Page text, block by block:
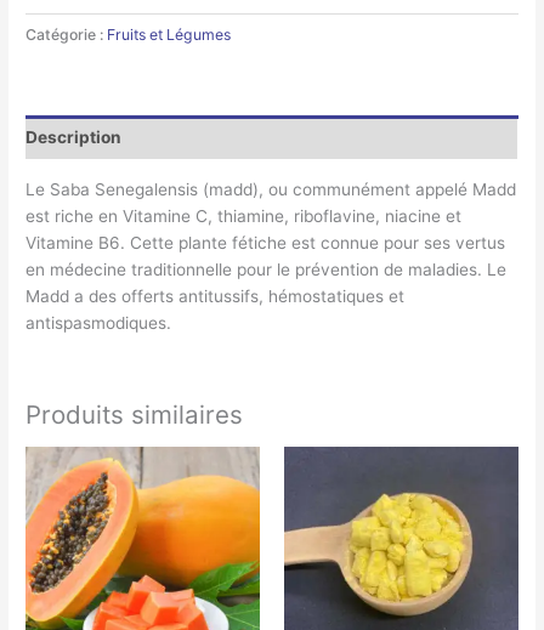
Catégorie : Fruits et Légumes
Description
Le Saba Senegalensis (madd), ou communément appelé Madd
est riche en Vitamine C, thiamine, riboflavine, niacine et
Vitamine B6. Cette plante fétiche est connue pour ses vertus
en médecine traditionnelle pour le prévention de maladies. Le
Madd a des offerts antitussifs, hémostatiques et
antispasmodiques.
Produits similaires